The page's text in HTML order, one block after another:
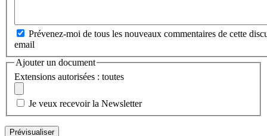
Prévenez-moi de tous les nouveaux commentaires de cette
email
Ajouter un document
Extensions autorisées : toutes
Je veux recevoir la Newsletter